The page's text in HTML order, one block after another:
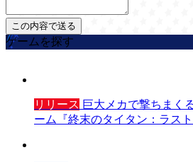
ゲームを探す
リリース 巨大メカで撃ちまく
ーム『終末のタイタン：ラス